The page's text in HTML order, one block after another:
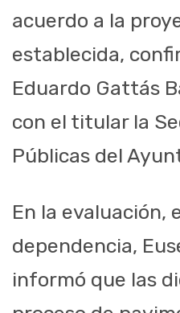
acuerdo a la
establecida,
Eduardo Gattás
con el titular la
Públicas del
En la evaluación,
dependencia,
informó que las